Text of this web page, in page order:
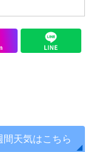
天気はこちら